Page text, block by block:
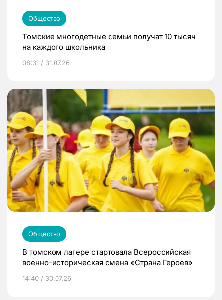
Общество
Томские многодетные семьи получат 10 тысяч
на каждого школьника
08:31 / 31.07.26
Общество
В томском лагере стартовала Всероссийская
военно-историческая смена «Страна Героев»
14:40 / 30.07.26